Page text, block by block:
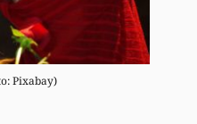
Pixabay)